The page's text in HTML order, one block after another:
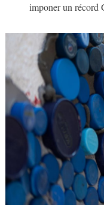
imponer un récord